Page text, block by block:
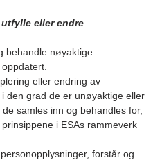
eller endre
behandle nøyaktige
eller endring av
den grad de er unøyaktige eller
samles inn og behandles for,
i ESAs rammeverk
forstår og